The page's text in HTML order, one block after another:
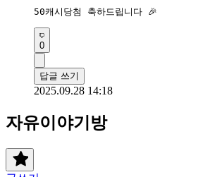
50캐시당첨 축하드립니다 🎉
0
답글 쓰기
2025.09.28 14:18
자유이야기방